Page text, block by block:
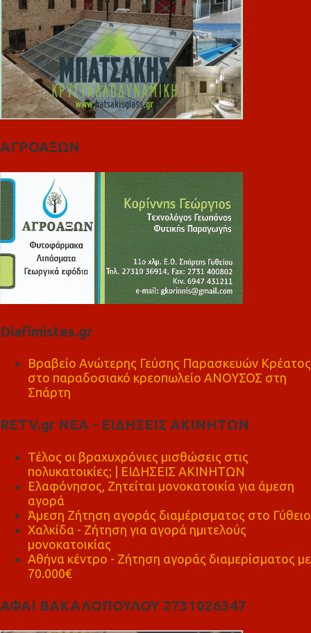
ΑΓΡΟΑΞΩΝ
Diafimistes.gr
Βραβείο Ανώτερης Γεύσης Παρασκευών Κρέατος
στο παραδοσιακό κρεοπωλείο ΑΝΟΥΣΟΣ στη
Σπάρτη
RETV.gr ΝΕΑ - ΕΙΔΗΣΕΙΣ ΑΚΙΝΗΤΩΝ
Τέλος οι βραχυχρόνιες μισθώσεις στις
πολυκατοικίες; | ΕΙΔΗΣΕΙΣ ΑΚΙΝΗΤΩΝ
Ελαφόνησος, Ζητείται μονοκατοικία για άμεση
αγορά
Άμεση Ζήτηση αγοράς διαμέρισματος στο Γύθειο
Χαλκίδα - Ζήτηση για αγορά ημιτελούς
μονοκατοικίας
Αθήνα κέντρο - Ζήτηση αγοράς διαμερίσματος με
70.000€
ΑΦΑΙ ΒΑΚΑΛΟΠΟΥΛΟΥ 2731026347